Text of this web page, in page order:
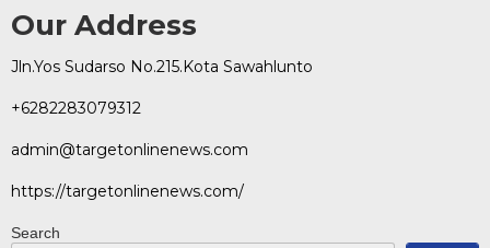
Our Address
Jln.Yos Sudarso No.215.Kota Sawahlunto
+6282283079312
admin@targetonlinenews.com
https://targetonlinenews.com/
Search